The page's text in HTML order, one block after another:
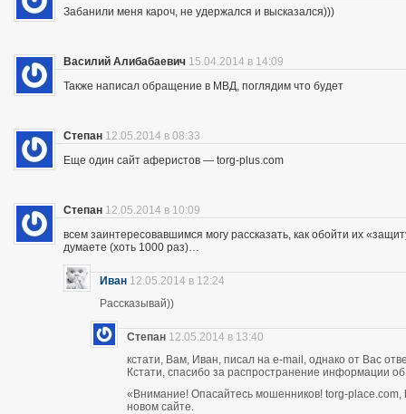
Забанили меня кароч, не удержался и высказался)))
Василий Алибабаевич 15.04.2014 в 14:09
Также написал обращение в МВД, поглядим что будет
Степан 12.05.2014 в 08:33
Еще один сайт аферистов — torg-plus.com
Степан 12.05.2014 в 10:09
всем заинтересовавшимся могу рассказать, как обойти их
думаете (хоть 1000 раз)…
Иван 12.05.2014 в 12:24
Рассказывай))
Степан 12.05.2014 в 13:40
кстати, Вам, Иван, писал на e-mail, однако от Вас
Кстати, спасибо за распространение информации
«Внимание! Опасайтесь мошенников! torg-place.com,
новом сайте.